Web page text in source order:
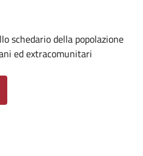
schedario della popolazione
ed extracomunitari